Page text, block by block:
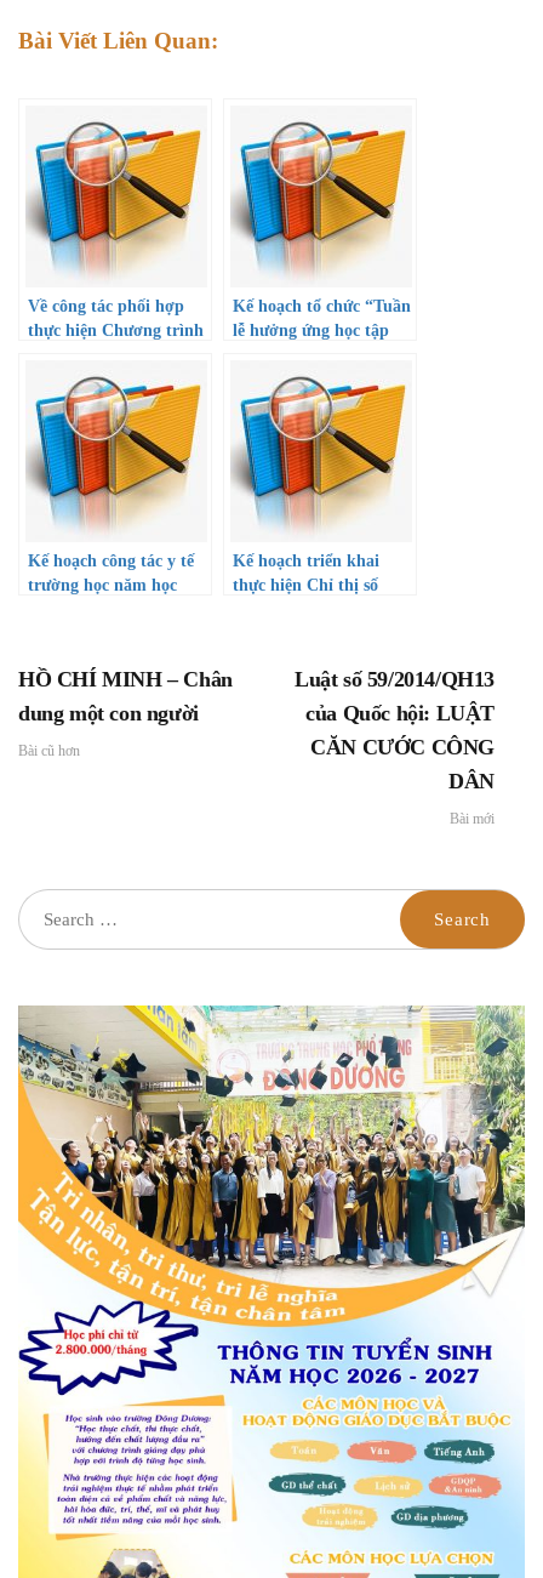
Bài Viết Liên Quan:
Về công tác phối hợp
thực hiện Chương trình
học cho học sinh giỏi
thuộc diện khó khăn và
gia đình chính sách
Thành phố mang tên
Bác
Kế hoạch tổ chức “Tuần
lễ hưởng ứng học tập
Công văn hướng dẫn
triển khai thực hiện
Kế hoạch công tác y tế
trường học năm học
Kế hoạch triển khai
thực hiện Chỉ thị số
về việc tăng cường triển
khai công tác xây dựng
văn hóa học đường
HỒ CHÍ MINH – Chân
dung một con người
Bài cũ hơn
Luật số 59/2014/QH13
của Quốc hội: LUẬT
CĂN CƯỚC CÔNG
DÂN
Bài mới